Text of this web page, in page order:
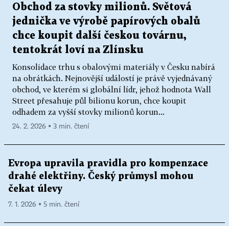
Obchod za stovky milionů. Světová
jednička ve výrobě papírových obalů
chce koupit další českou továrnu,
tentokrát loví na Zlínsku
Konsolidace trhu s obalovými materiály v Česku nabírá
na obrátkách. Nejnovější událostí je právě vyjednávaný
obchod, ve kterém si globální lídr, jehož hodnota Wall
Street přesahuje půl bilionu korun, chce koupit
odhadem za vyšší stovky milionů korun...
24. 2. 2026 ▪ 3 min. čtení
Evropa upravila pravidla pro kompenzace
drahé elektřiny. Český průmysl mohou
čekat úlevy
7. 1. 2026 ▪ 5 min. čtení